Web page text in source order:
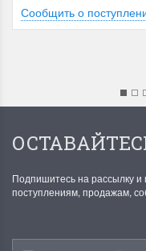
Сообщить о
Подпишитесь на рассылку и
поступлениям, продажам,